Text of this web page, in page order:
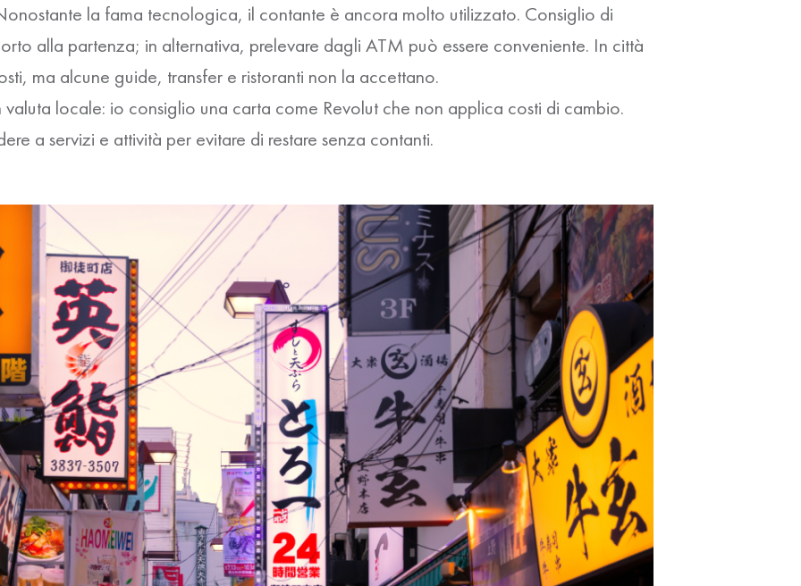
la fama tecnologica, il contante è ancora molto utilizzato. Consiglio di
alla partenza; in alternativa, prelevare dagli ATM può essere conveniente. In città
ma alcune guide, transfer e ristoranti non la accettano.
locale: io consiglio una carta come Revolut che non applica costi di cambio.
a servizi e attività per evitare di restare senza contanti.